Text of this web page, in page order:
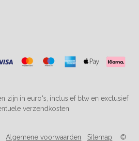
zijn in euro's, inclusief btw en exclusief
verzendkosten.
Algemene voorwaarden Sitemap ©